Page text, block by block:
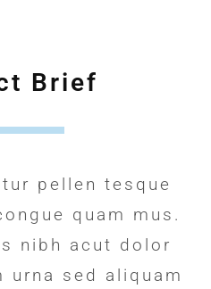
Brief
pellen tesque
quam mus.
nibh acut dolor
urna sed aliquam